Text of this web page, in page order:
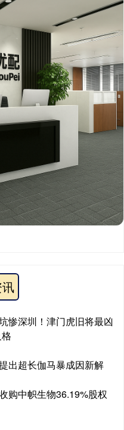
惨深圳！津门虎旧将最凶
出超长伽马暴成因新解
购中帜生物36.19%股权